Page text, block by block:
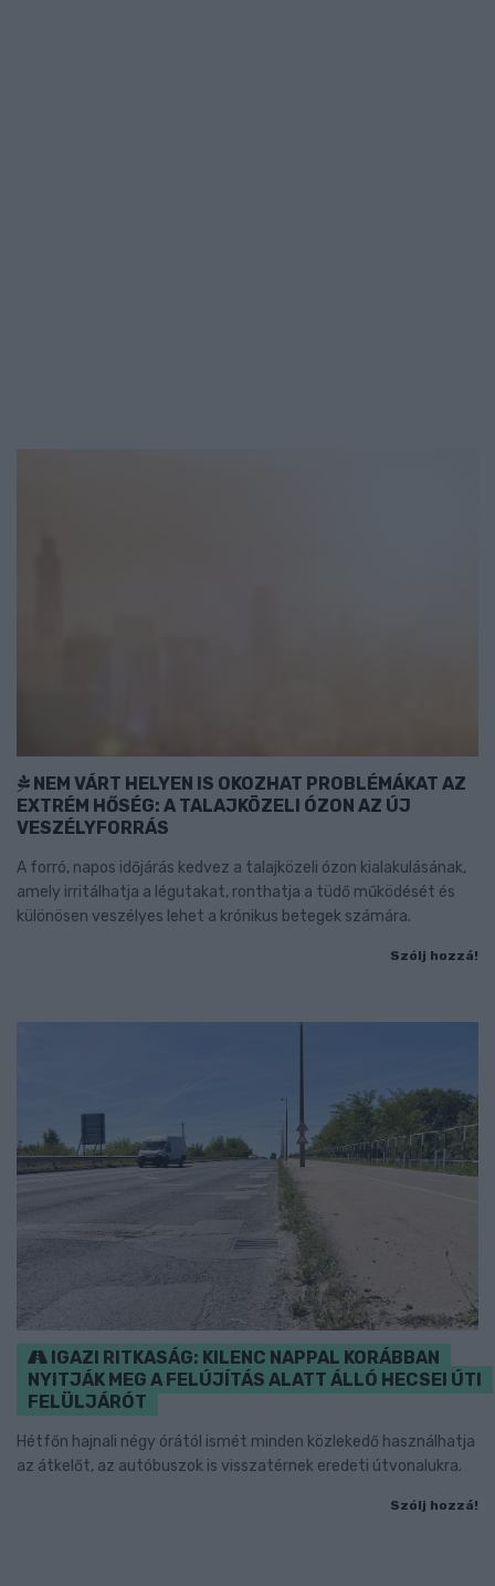
NEM VÁRT HELYEN IS OKOZHAT PROBLÉMÁKAT AZ
EXTRÉM HŐSÉG: A TALAJKÖZELI ÓZON AZ ÚJ
VESZÉLYFORRÁS
A forró, napos időjárás kedvez a talajközeli ózon kialakulásának,
amely irritálhatja a légutakat, ronthatja a tüdő működését és
különösen veszélyes lehet a krónikus betegek számára.
Szólj hozzá!
IGAZI RITKASÁG: KILENC NAPPAL KORÁBBAN
NYITJÁK MEG A FELÚJÍTÁS ALATT ÁLLÓ HECSEI ÚTI
FELÜLJÁRÓT
Hétfőn hajnali négy órától ismét minden közlekedő használhatja
az átkelőt, az autóbuszok is visszatérnek eredeti útvonalukra.
Szólj hozzá!